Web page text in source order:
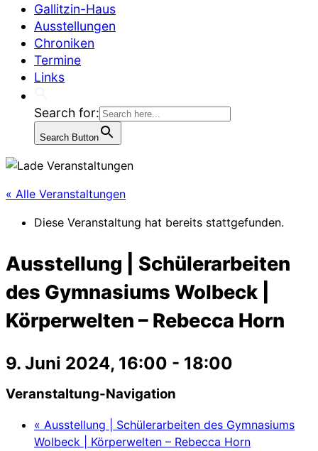
Gallitzin-Haus
Ausstellungen
Chroniken
Termine
Links
Search for:
Search Button
« Alle Veranstaltungen
Diese Veranstaltung hat bereits stattgefunden.
Ausstellung | Schülerarbeiten
des Gymnasiums Wolbeck |
Körperwelten – Rebecca Horn
9. Juni 2024, 16:00 - 18:00
Veranstaltung-Navigation
« Ausstellung | Schülerarbeiten des Gymnasiums
Wolbeck | Körperwelten – Rebecca Horn